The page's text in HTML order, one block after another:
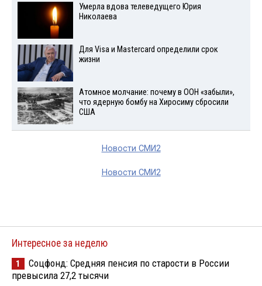
Умерла вдова телеведущего Юрия
Николаева
Для Visа и Mastercard определили срок
жизни
Атомное молчание: почему в ООН «забыли»,
что ядерную бомбу на Хиросиму сбросили
США
Новости СМИ2
Новости СМИ2
Интересное за неделю
1
Соцфонд: Средняя пенсия по старости в России
превысила 27,2 тысячи